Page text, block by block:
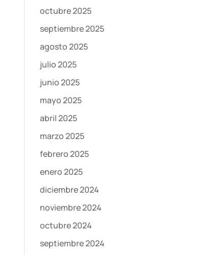
octubre 2025
septiembre 2025
agosto 2025
julio 2025
junio 2025
mayo 2025
abril 2025
marzo 2025
febrero 2025
enero 2025
diciembre 2024
noviembre 2024
octubre 2024
septiembre 2024